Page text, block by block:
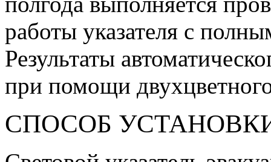
работы указателя с
Результаты
при помощи
СПОСОБ